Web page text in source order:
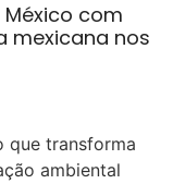
com
mexicana nos